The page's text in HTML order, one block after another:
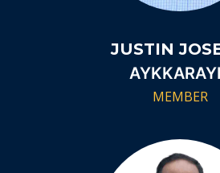
JUSTIN
MEMBER